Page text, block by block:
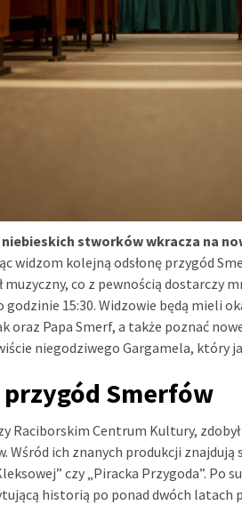
stworków wkracza na
widzom kolejną odsłonę przygód
muzyczny, co z pewnością dostarczy
godzinie 15:30. Widzowie będą mieli
oraz Papa Smerf, a także poznać
niegodziwego Gargamela, który
przygód Smerfów
Raciborskim Centrum Kultury,
Wśród ich znanych produkcji znajdują
czy „Piracka Przygoda”. Po
historią po ponad dwóch latach